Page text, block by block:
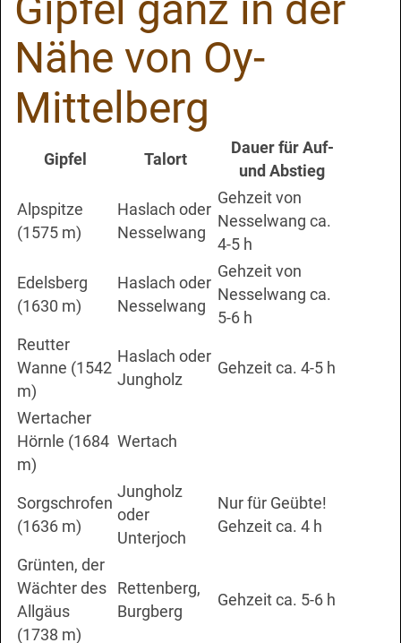
Nähe von Oy-
Mittelberg
Gipfel Talort
Dauer für Auf-
und Abstieg
Alpspitze
(1575 m)
Haslach oder
Nesselwang
Gehzeit von
Nesselwang ca.
4-5 h
Edelsberg
(1630 m)
Haslach oder
Nesselwang
Gehzeit von
Nesselwang ca.
5-6 h
Reutter
Wanne (1542
m)
Haslach oder
Jungholz
Gehzeit ca. 4-5 h
Wertacher
Hörnle (1684
m)
Wertach
Sorgschrofen
(1636 m)
Jungholz
oder
Unterjoch
Nur für Geübte!
Gehzeit ca. 4 h
Grünten, der
Wächter des
Allgäus
(1738 m)
Rettenberg,
Burgberg
Gehzeit ca. 5-6 h